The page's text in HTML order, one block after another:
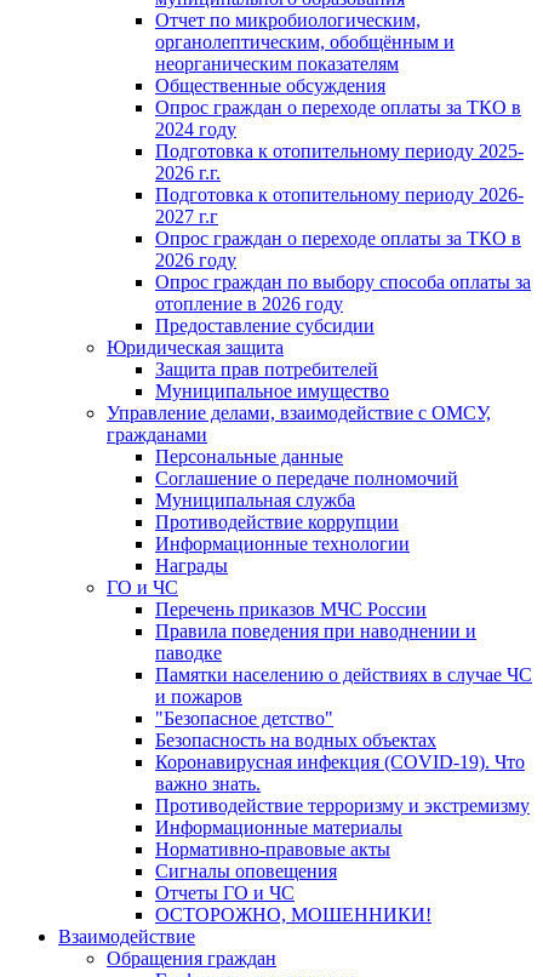
Отчет по микробиологическим,
органолептическим, обобщённым и
неорганическим показателям
Общественные обсуждения
Опрос граждан о переходе оплаты за ТКО в
2024 году
Подготовка к отопительному периоду 2025-
2026 г.г.
Подготовка к отопительному периоду 2026-
2027 г.г
Опрос граждан о переходе оплаты за ТКО в
2026 году
Опрос граждан по выбору способа оплаты за
отопление в 2026 году
Предоставление субсидии
Юридическая защита
Защита прав потребителей
Муниципальное имущество
Управление делами, взаимодействие с ОМСУ,
гражданами
Персональные данные
Соглашение о передаче полномочий
Муниципальная служба
Противодействие коррупции
Информационные технологии
Награды
ГО и ЧС
Перечень приказов МЧС России
Правила поведения при наводнении и
паводке
Памятки населению о действиях в случае ЧС
и пожаров
"Безопасное детство"
Безопасность на водных объектах
Коронавирусная инфекция (COVID-19). Что
важно знать.
Противодействие терроризму и экстремизму
Информационные материалы
Нормативно-правовые акты
Сигналы оповещения
Отчеты ГО и ЧС
ОСТОРОЖНО, МОШЕННИКИ!
Взаимодействие
Обращения граждан